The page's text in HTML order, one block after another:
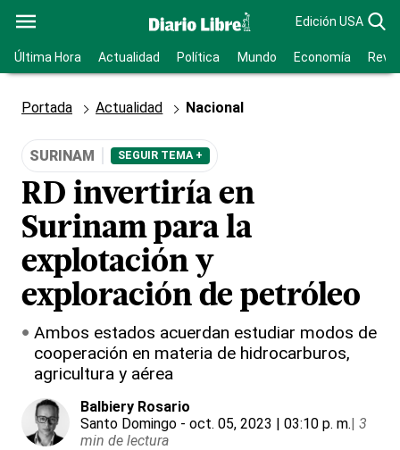
Edición USA
Última Hora Actualidad Política Mundo Economía
Portada Actualidad Nacional
SURINAM SEGUIR TEMA +
RD invertiría en
Surinam para la
explotación y
exploración de petróleo
Ambos estados acuerdan estudiar modos de
cooperación en materia de hidrocarburos,
agricultura y aérea
Balbiery Rosario
Santo Domingo - oct. 05, 2023 | 03:10 p. m.| 3
min de lectura